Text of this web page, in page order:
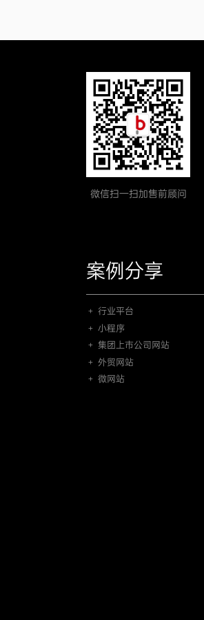
微信扫一扫加售前顾问
案例分享
＋ 行业平台
＋ 小程序
＋ 集团上市公司网站
＋ 外贸网站
＋ 微网站